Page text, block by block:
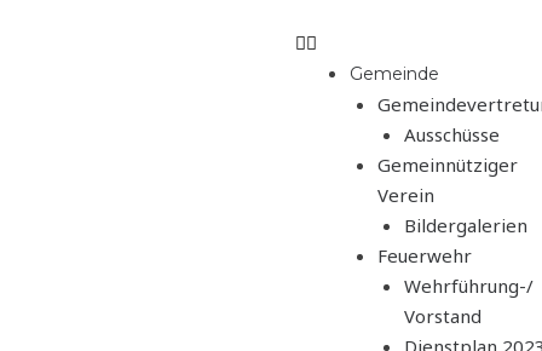
Gemeinde
Ausschüsse
Gemeinnütziger
Verein
Bildergalerien
Feuerwehr
Wehrführung-/
Vorstand
Dienstplan